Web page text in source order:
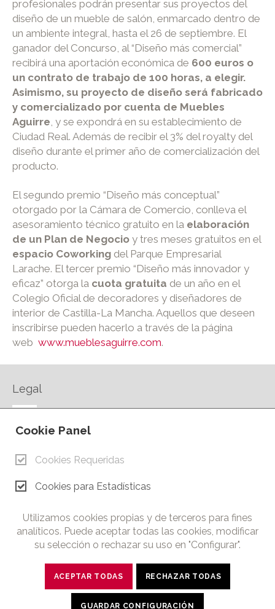
profesionales podrán presentar sus proyectos del
diseño de un mueble de salón, enmarcado dentro de
un ambiente integral, hasta el 26 de septiembre. El
ganador del Concurso, al “Diseño más comercial”
recibirá una aportación económica de 600 euros o
un contrato de trabajo de 100 horas, a elegir.
Asimismo, su proyecto de diseño será fabricado
y comercializado por cuenta de Muebles
Aguirre , y se expondrá en su establecimiento de
Ciudad Real. Además de recibir el 3% del royalty del
diseño durante el primer año de comercialización del
producto.
El segundo premio “Diseño más conceptual”
otorgado por la Cámara de Comercio, conlleva el
asesoramiento técnico gratuito en la elaboración
de un Plan de Negocio y tres meses gratuitos en el
espacio Coworking del Parque Empresarial
Larache. El tercer premio “Diseño más innovador y
eficaz” otorga la cuota gratuita de un año en el
Colegio Oficial de decoradores y diseñadores de
interior de Castilla-La Mancha. Aquellos que deseen
inscribirse pueden hacerlo a través de la página
web www.mueblesaguirre.com.
Legal
AVISO LEGAL
CONTACTO
linkedinyoutube
Cámara de Comercio e Industria de Ciudad Real. Todos los
derechos reservados. Prohibida la reproducción total o parcial
de los contenidos de esta web.
Cookie Panel
Cookies Requeridas
Cookies para Estadísticas
Utilizamos cookies propias y de terceros para fines
analíticos. Puede aceptar todas las cookies, modificar
su selección o rechazar su uso en "Configurar".
ACEPTAR TODAS RECHAZAR TODAS
GUARDAR CONFIGURACIÓN